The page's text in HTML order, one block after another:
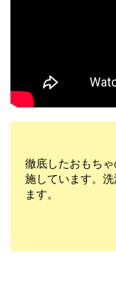
徹底したおもち
施しています。
ます。